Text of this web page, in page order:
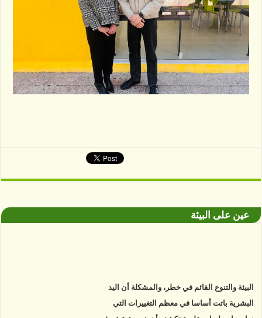
عين على البيئة
البيئة والتنوع القائم في خطر، والمشكلة أن اليد
البشرية باتت أساسا في معظم التغييرات التي
نواجهها. دراسات علمية تكشف أن خمسة عشر في